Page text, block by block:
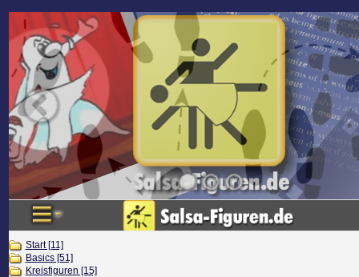
Start [11]
Basics [51]
Kreisfiguren [15]